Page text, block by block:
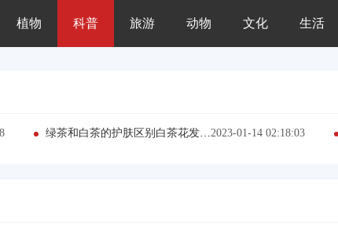
植物 科普 旅游 动物 文化 生活
2023-01-14 02:18:03
绿茶和白茶的护肤区别白茶花发夹搭配图片卡通(2023最新推荐）